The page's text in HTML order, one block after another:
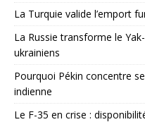
La Turquie valide l’emport
La Russie transforme le
ukrainiens
Pourquoi Pékin concentre
indienne
Le F-35 en crise :